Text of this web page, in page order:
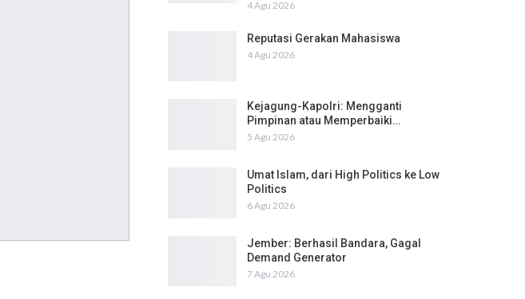
4 Agu 2026
Reputasi Gerakan Mahasiswa
4 Agu 2026
Kejagung-Kapolri: Mengganti
Pimpinan atau Memperbaiki…
5 Agu 2026
Umat Islam, dari High Politics ke Low
Politics
6 Agu 2026
Jember: Berhasil Bandara, Gagal
Demand Generator
7 Agu 2026